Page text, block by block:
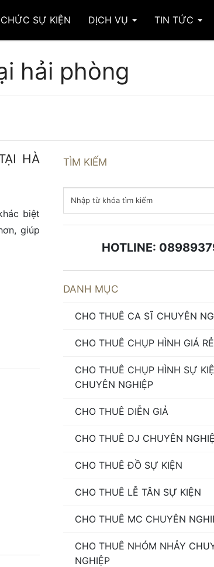
SỰ KIỆN DỊCH VỤ TIN TỨC
hải phòng
HÀ
biệt
giúp
TÌM KIẾM
HOTLINE:
DANH MỤC
CHO THUÊ CA SĨ CHUYÊN
CHO THUÊ CHỤP HÌNH GIÁ RẺ
CHO THUÊ CHỤP HÌNH SỰ
CHUYÊN NGHIỆP
CHO THUÊ DIỄN GIẢ
CHO THUÊ DJ CHUYÊN
CHO THUÊ ĐỒ SỰ KIỆN
CHO THUÊ LỄ TÂN SỰ KIỆN
CHO THUÊ MC CHUYÊN
CHO THUÊ NHÓM NHẢY
NGHIỆP